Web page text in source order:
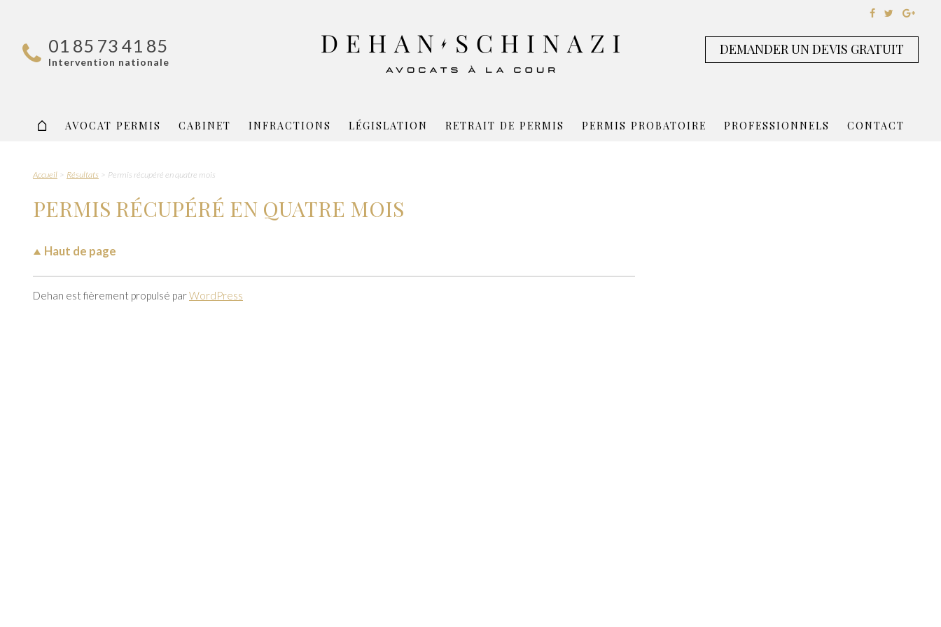
01 85 73 41 85
Intervention nationale
DEMANDER UN DEVIS GRATUIT
AVOCAT PERMIS CABINET INFRACTIONS LÉGISLATION RETRAIT DE PERMIS PERMIS PROBATOIRE PROFESSIONNELS CONTACT
Accueil Résultats Permis récupéré en quatre mois
PERMIS RÉCUPÉRÉ EN QUATRE MOIS
Haut de page
Dehan est fièrement propulsé parWordPress